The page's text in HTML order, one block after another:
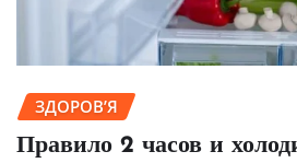
ЗДОРОВ’Я
Правило 2 часов и